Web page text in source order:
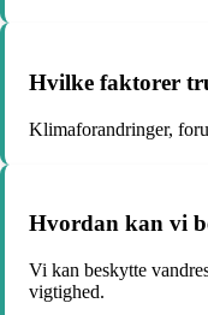
Hvilke faktorer
Klimaforandringer,
Hvordan kan vi
Vi kan beskytte
vigtighed.